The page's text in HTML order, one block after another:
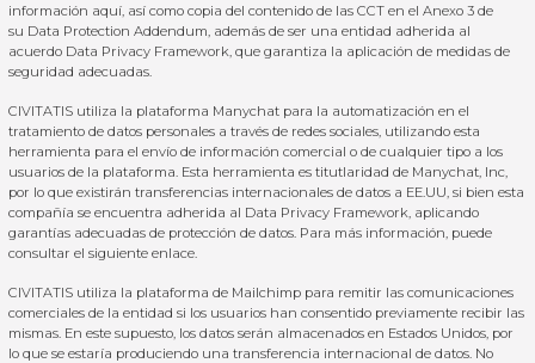
información aquí, así como copia del contenido de las CCT en el Anexo 3 de
su Data Protection Addendum, además de ser una entidad adherida al
acuerdo Data Privacy Framework, que garantiza la aplicación de medidas de
seguridad adecuadas.
CIVITATIS utiliza la plataforma Manychat para la automatización en el
tratamiento de datos personales a través de redes sociales, utilizando esta
herramienta para el envío de información comercial o de cualquier tipo a los
usuarios de la plataforma. Esta herramienta es titutlaridad de Manychat, Inc,
por lo que existirán transferencias internacionales de datos a EE.UU, si bien esta
compañía se encuentra adherida al Data Privacy Framework, aplicando
garantías adecuadas de protección de datos. Para más información, puede
consultar el siguiente enlace.
CIVITATIS utiliza la plataforma de Mailchimp para remitir las comunicaciones
comerciales de la entidad si los usuarios han consentido previamente recibir las
mismas. En este supuesto, los datos serán almacenados en Estados Unidos, por
lo que se estaría produciendo una transferencia internacional de datos. No